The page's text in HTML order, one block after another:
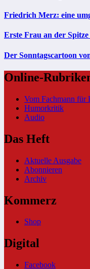
Friedrich Merz: eine
Erste Frau an der
Der Sonntagscartoon
Online-
Vom Fachmann für
Humorkritik
Audio
Das Heft
Aktuelle Ausgabe
Abonnieren
Archiv
Kommerz
Shop
Digital
Facebook